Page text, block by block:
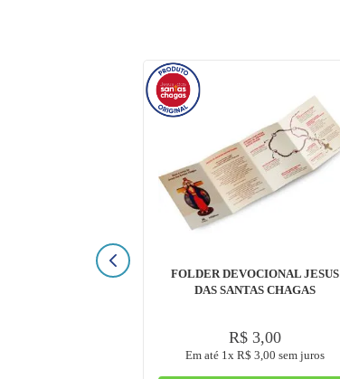
FOLDER DEVOCIONAL JESUS
DAS SANTAS CHAGAS
R$ 3,00
Em até 1 x R$ 3 00 sem juros